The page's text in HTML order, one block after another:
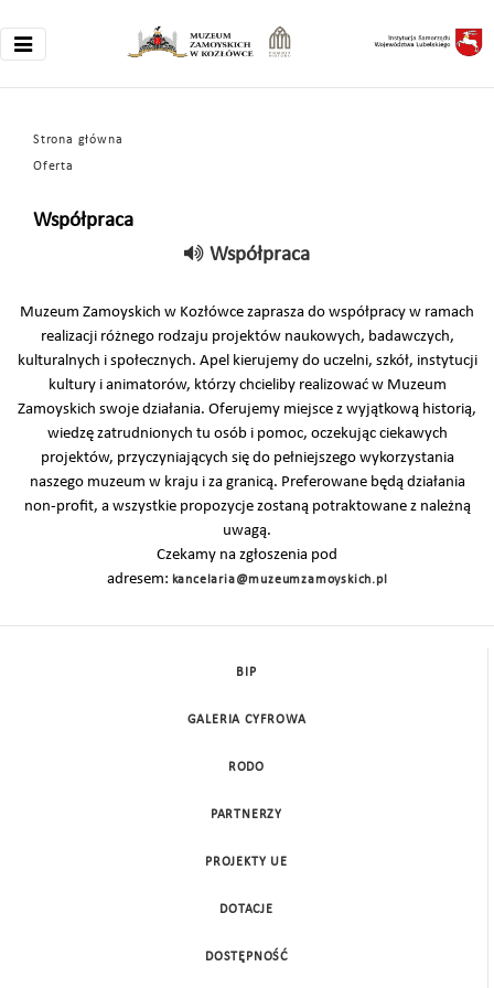
Strona główna
Oferta
Współpraca
Współpraca
Muzeum Zamoyskich w Kozłówce zaprasza do współpracy w ramach
realizacji różnego rodzaju projektów naukowych, badawczych,
kulturalnych i społecznych. Apel kierujemy do uczelni, szkół, instytucji
kultury i animatorów, którzy chcieliby realizować w Muzeum
Zamoyskich swoje działania. Oferujemy miejsce z wyjątkową historią,
wiedzę zatrudnionych tu osób i pomoc, oczekując ciekawych
projektów, przyczyniających się do pełniejszego wykorzystania
naszego muzeum w kraju i za granicą. Preferowane będą działania
non-profit, a wszystkie propozycje zostaną potraktowane z należną
uwagą.
Czekamy na zgłoszenia pod
adresem: kancelaria@muzeumzamoyskich.pl
BIP
GALERIA CYFROWA
RODO
PARTNERZY
PROJEKTY UE
DOTACJE
DOSTĘPNOŚĆ